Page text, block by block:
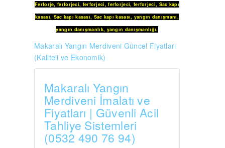
Ferforje,ferforjeci, ferforjeci,ferforjeci, ferforjeci, Sac kapı
kasası, Sac kapı kasası, Sac kapı kasası, yangın danışmanı,
yangın danışmanlık, yangın danışmanlığı.
Makaralı Yangın Merdiveni Güncel Fiyatları
(Kaliteli ve Ekonomik)
Makaralı Yangın
Merdiveni İmalatı ve
Fiyatları | Güvenli Acil
Tahliye Sistemleri
(0532 490 76 94)